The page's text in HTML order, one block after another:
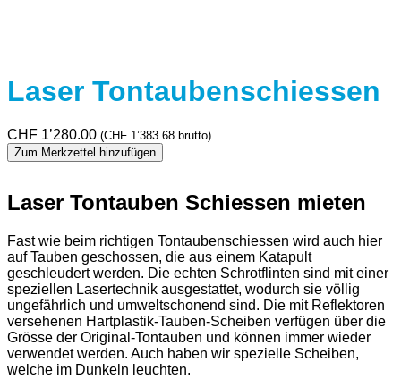
Laser Tontaubenschiessen
CHF 1’280.00 (CHF 1’383.68 brutto)
Zum Merkzettel hinzufügen
Laser Tontauben Schiessen mieten
Fast wie beim richtigen Tontaubenschiessen wird auch hier
auf Tauben geschossen, die aus einem Katapult
geschleudert werden. Die echten Schrotflinten sind mit einer
speziellen Lasertechnik ausgestattet, wodurch sie völlig
ungefährlich und umweltschonend sind. Die mit Reflektoren
versehenen Hartplastik-Tauben-Scheiben verfügen über die
Grösse der Original-Tontauben und können immer wieder
verwendet werden. Auch haben wir spezielle Scheiben,
welche im Dunkeln leuchten.